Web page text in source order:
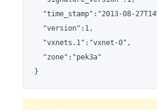
"time_stamp":"2013-08-
  "version":1,
  "vxnets.1":"vxnet-0",
  "zone":"pek3a"
}